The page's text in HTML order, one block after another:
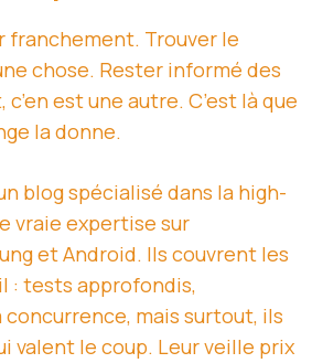
franchement. Trouver le
chose. Rester informé des
est une autre. C’est là que
la donne.
blog spécialisé dans la high-
vraie expertise sur
et Android. Ils couvrent les
: tests approfondis,
mais surtout, ils
valent le coup. Leur veille prix